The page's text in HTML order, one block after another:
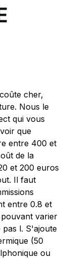
cher,
Nous le
qui vous
que
entre 400 et
de la
et 200 euros
Il faut
entre 0.8 et
varier
pas l. S'ajoute
(50
ou